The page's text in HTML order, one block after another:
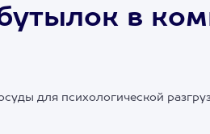
в
для психологической